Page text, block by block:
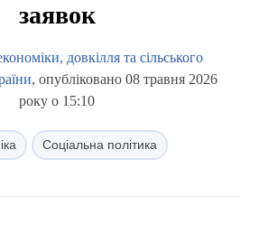
заявок
довкілля та сільського
, опубліковано 08 травня 2026
року о 15:10
Соціальна політика